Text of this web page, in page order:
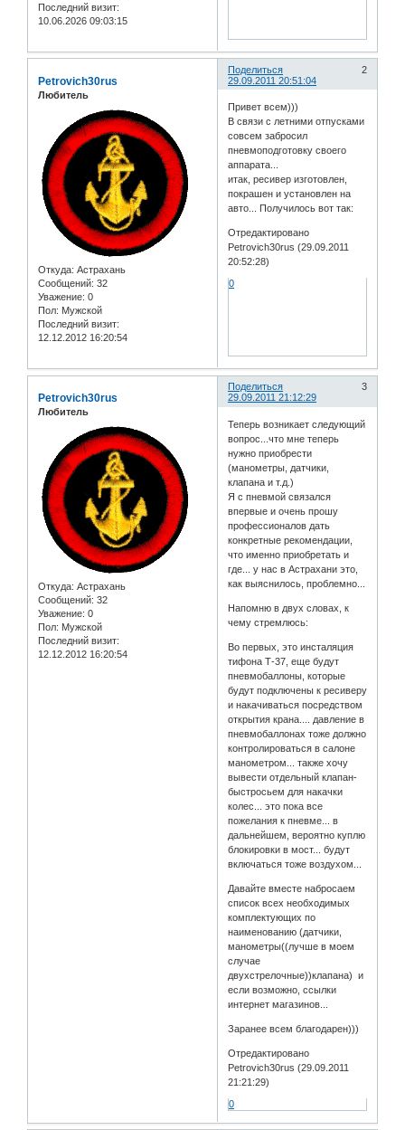
Последний визит:
10.06.2026 09:03:15
Поделиться
2
29.09.2011 20:51:04
Petrovich30rus
Любитель
Откуда: Астрахань
Сообщений: 32
Уважение: 0
Пол: Мужской
Последний визит:
12.12.2012 16:20:54
Привет всем)))
В связи с летними отпусками
совсем забросил
пневмоподготовку своего
аппарата...
итак, ресивер изготовлен,
покрашен и установлен на
авто... Получилось вот так:
Отредактировано
Petrovich30rus (29.09.2011
20:52:28)
0
Поделиться
3
29.09.2011 21:12:29
Petrovich30rus
Любитель
Откуда: Астрахань
Сообщений: 32
Уважение: 0
Пол: Мужской
Последний визит:
12.12.2012 16:20:54
Теперь возникает следующий
вопрос...что мне теперь
нужно приобрести
(манометры, датчики,
клапана и т.д.)
Я с пневмой связался
впервые и очень прошу
профессионалов дать
конкретные рекомендации,
что именно приобретать и
где... у нас в Астрахани это,
как выяснилось, проблемно...
Напомню в двух словах, к
чему стремлюсь:
Во первых, это инсталяция
тифона Т-37, еще будут
пневмобаллоны, которые
будут подключены к ресиверу
и накачиваться посредством
открытия крана.... давление в
пневмобаллонах тоже должно
контролироваться в салоне
манометром... также хочу
вывести отдельный клапан-
быстросьем для накачки
колес... это пока все
пожелания к пневме... в
дальнейшем, вероятно куплю
блокировки в мост... будут
включаться тоже воздухом...
Давайте вместе набросаем
список всех необходимых
комплектующих по
наименованию (датчики,
манометры((лучше в моем
случае
двухстрелочные))клапана) и
если возможно, ссылки
интернет магазинов...
Заранее всем благодарен)))
Отредактировано
Petrovich30rus (29.09.2011
21:21:29)
0